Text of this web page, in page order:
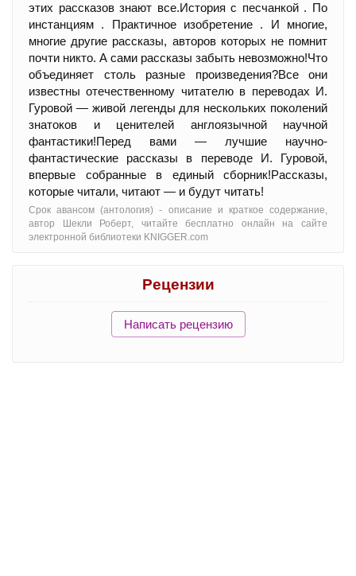
этих рассказов знают все.История с песчанкой . По
инстанциям . Практичное изобретение . И многие,
многие другие рассказы, авторов которых не помнит
почти никто. А сами рассказы забыть невозможно!Что
объединяет столь разные произведения?Все они
известны отечественному читателю в переводах И.
Гуровой — живой легенды для нескольких поколений
знатоков и ценителей англоязычной научной
фантастики!Перед вами — лучшие научно-
фантастические рассказы в переводе И. Гуровой,
впервые собранные в единый сборник!Рассказы,
которые читали, читают — и будут читать!
Срок авансом (антология) - oписание и краткое содержание,
автор Шекли Роберт, читайте бесплатно онлайн на сайте
электронной библиотеки KNIGGER.com
Рецензии
Написать рецензию